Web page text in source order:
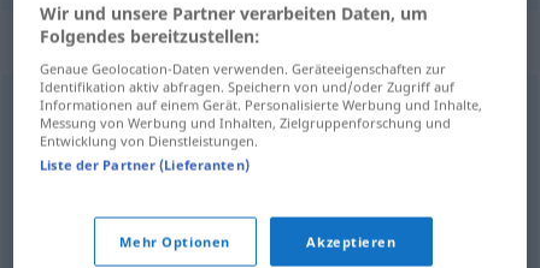
Synonyme für "Begleiter"
Pate
Wir und unsere Partner verarbeiten Daten, um
Folgendes bereitzustellen:
Genaue Geolocation-Daten verwenden. Geräteeigenschaften zur
Identifikation aktiv abfragen. Speichern von und/oder Zugriff auf
Informationen auf einem Gerät. Personalisierte Werbung und Inhalte,
Messung von Werbung und Inhalten, Zielgruppenforschung und
Entwicklung von Dienstleistungen.
Liste der Partner (Lieferanten)
Mehr Optionen Akzeptieren